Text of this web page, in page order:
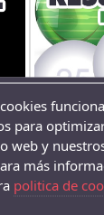
para
web y
más
politica de